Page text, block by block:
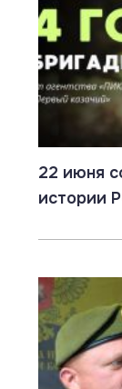
22 июня
истории